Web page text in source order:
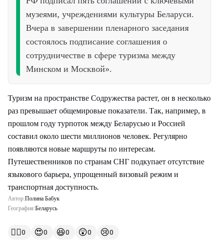
музеями, учреждениями культуры Беларуси.
Вчера в завершении пленарного заседания
состоялось подписание соглашения о
сотрудничестве в сфере туризма между
Минском и Москвой».
Туризм на пространстве Содружества растет, он в несколько
раз превышает общемировые показатели. Так, например, в
прошлом году турпоток между Беларусью и Россией
составил около шести миллионов человек. Регулярно
появляются новые маршруты по интересам.
Путешественников по странам СНГ подкупает отсутствие
языкового барьера, упрощенный визовый режим и
транспортная доступность.
Автор:Полина Бабук
География:Беларусь
👍🏻0 😍0 😆0 😲0 😢0